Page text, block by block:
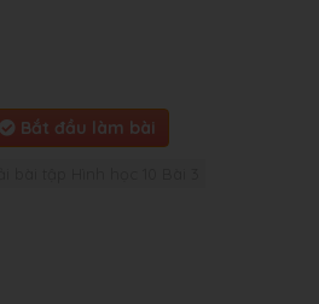
Bắt đầu làm bài